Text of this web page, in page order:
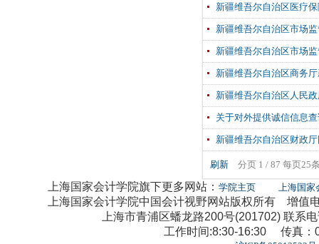
新疆维吾尔自治区医疗
新疆维吾尔自治区市场
新疆维吾尔自治区市场
新疆维吾尔自治区商务
新疆维吾尔自治区人民
关于对外提供诚信信息
新疆维吾尔自治区财政
刷新 分页 1 / 87 每页25
上海国家会计学院旗下更多网站： 学院主页 上海国家
上海国家会计学院中国会计视野网站版权所有 增值
上海市青浦区蟠龙路200号(201702) 联系
工作时间:8:30-16:30 传真：